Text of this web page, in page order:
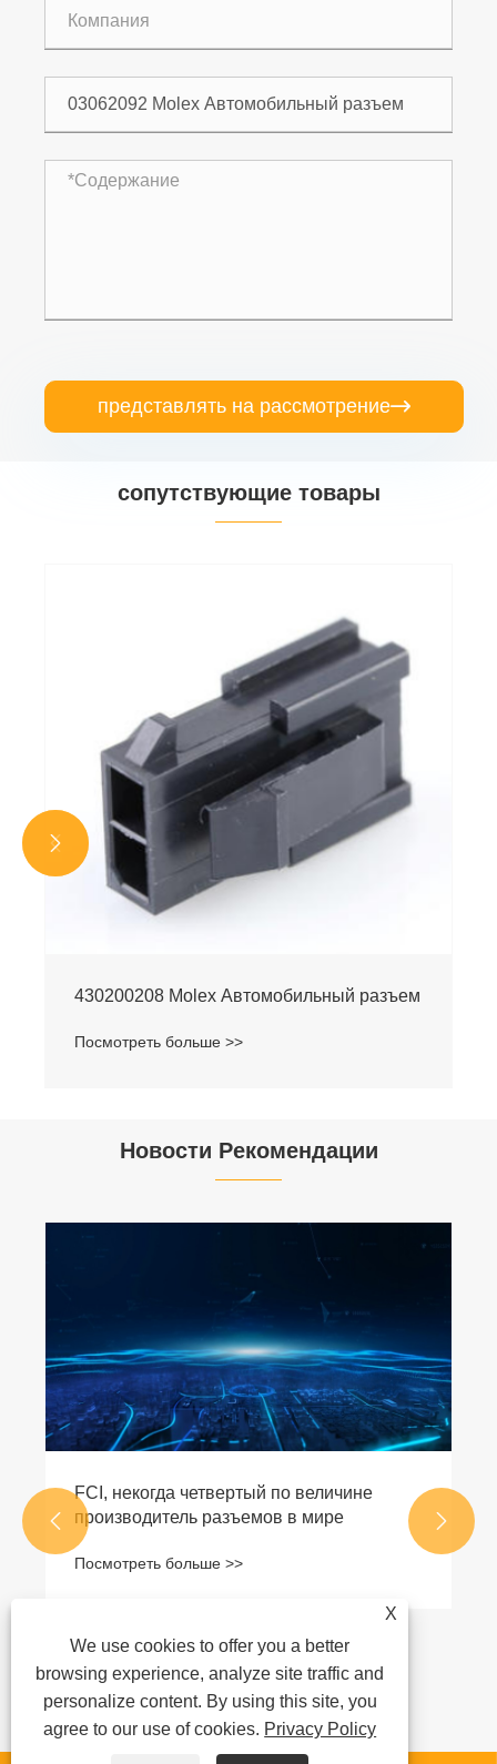
представлять на рассмотрение
сопутствующие товары
430200208 Molex Автомобильный разъем
Посмотреть больше >>


Новости Рекомендации
FCI, некогда четвертый по величине
производитель разъемов в мире
Посмотреть больше >>
 
X
We use cookies to offer you a better
browsing experience, analyze site traffic and
personalize content. By using this site, you
agree to our use of cookies. Privacy Policy